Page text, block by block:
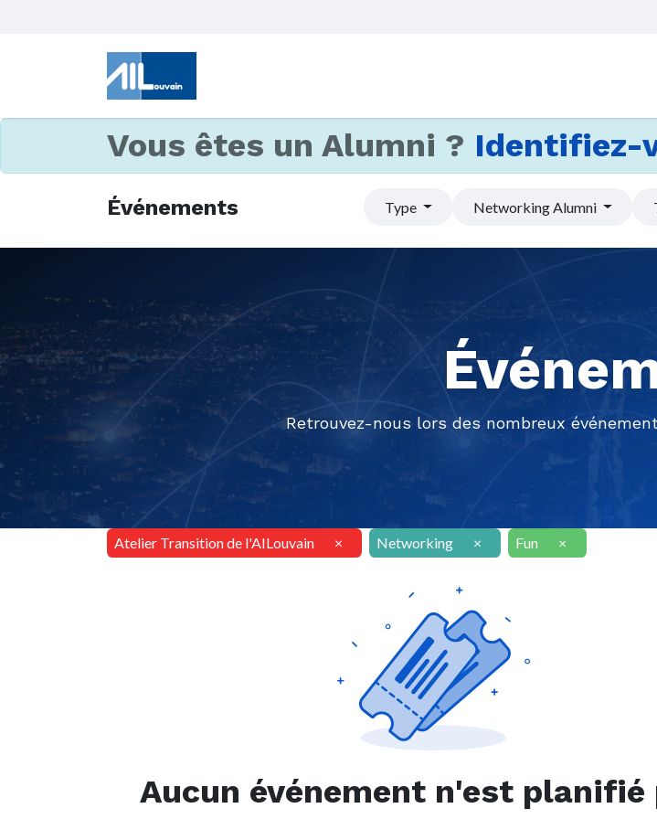
Vous êtes un Alumni ? Identifiez-
Événements Type Networking Alumni
Retrouvez-nous lors des nombreux
Atelier Transition de l'AILouvain × Networking × Fun ×
Aucun événement n'est planifié